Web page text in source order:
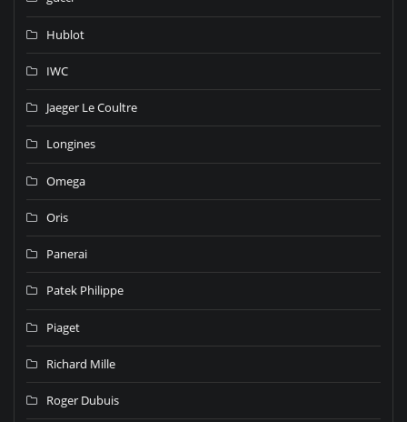
Hublot
IWC
Jaeger Le Coultre
Longines
Omega
Oris
Panerai
Patek Philippe
Piaget
Richard Mille
Roger Dubuis